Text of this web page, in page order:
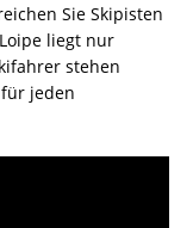
Sie Skipisten
liegt nur
stehen
jeden